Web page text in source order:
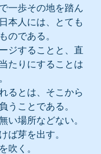
一歩その地を踏ん
本人には、とても
のである。
ジすることと、直
たりにすることは
るとは、そこから
うことである。
い場所などない。
ば芽を出す。
吹く。